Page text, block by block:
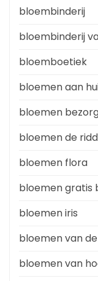
bloembinderij
bloembinderij
bloemboetiek
bloemen aan
bloemen
bloemen de
bloemen flora
bloemen gratis
bloemen iris
bloemen van
bloemen van